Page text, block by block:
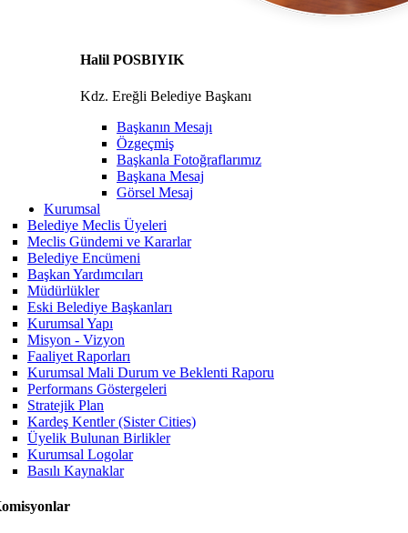
Halil POSBIYIK
Kdz. Ereğli Belediye Başkanı
Başkanın Mesajı
Özgeçmiş
Başkanla Fotoğraflarımız
Başkana Mesaj
Görsel Mesaj
Kurumsal
Belediye Meclis Üyeleri
Meclis Gündemi ve Kararlar
Belediye Encümeni
Başkan Yardımcıları
Müdürlükler
Eski Belediye Başkanları
Kurumsal Yapı
Misyon - Vizyon
Faaliyet Raporları
Kurumsal Mali Durum ve Beklenti Raporu
Performans Göstergeleri
Stratejik Plan
Kardeş Kentler (Sister Cities)
Üyelik Bulunan Birlikler
Kurumsal Logolar
Basılı Kaynaklar